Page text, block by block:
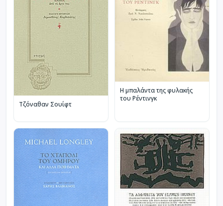
Τζόναθαν Σουίφτ
Η μπαλάντα της φυλακής
του Ρέντινγκ